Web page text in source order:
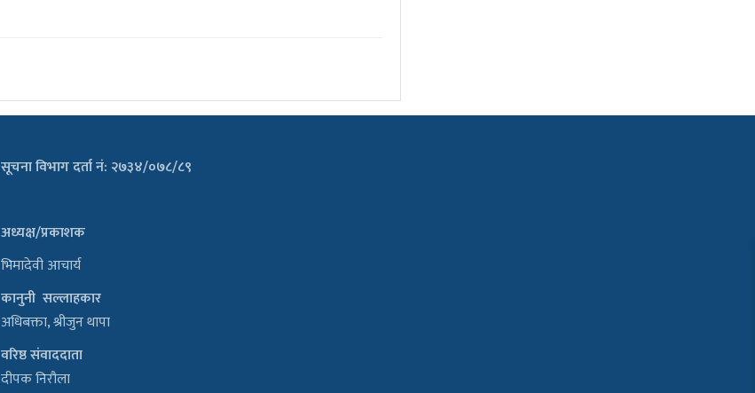
सूचना विभाग दर्ता नं: २७३४/०७८/८९
अध्यक्ष/प्रकाशक
भिमादेवी आचार्य
कानुनी सल्लाहकार
अधिबक्ता, श्रीजुन थापा
वरिष्ठ संवाददाता
दीपक निरौला